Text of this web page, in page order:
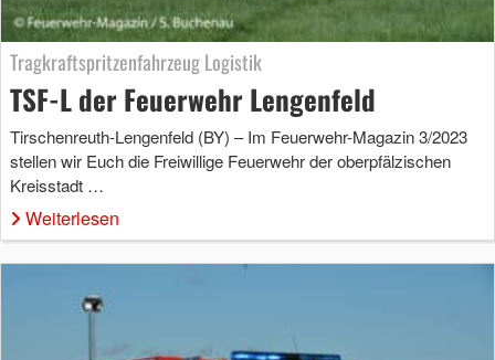
Tragkraftspritzenfahrzeug Logistik
TSF-L der Feuerwehr Lengenfeld
Tirschenreuth-Lengenfeld (BY) – Im Feuerwehr-Magazin 3/2023
stellen wir Euch die Freiwillige Feuerwehr der oberpfälzischen
Kreisstadt …
Weiterlesen